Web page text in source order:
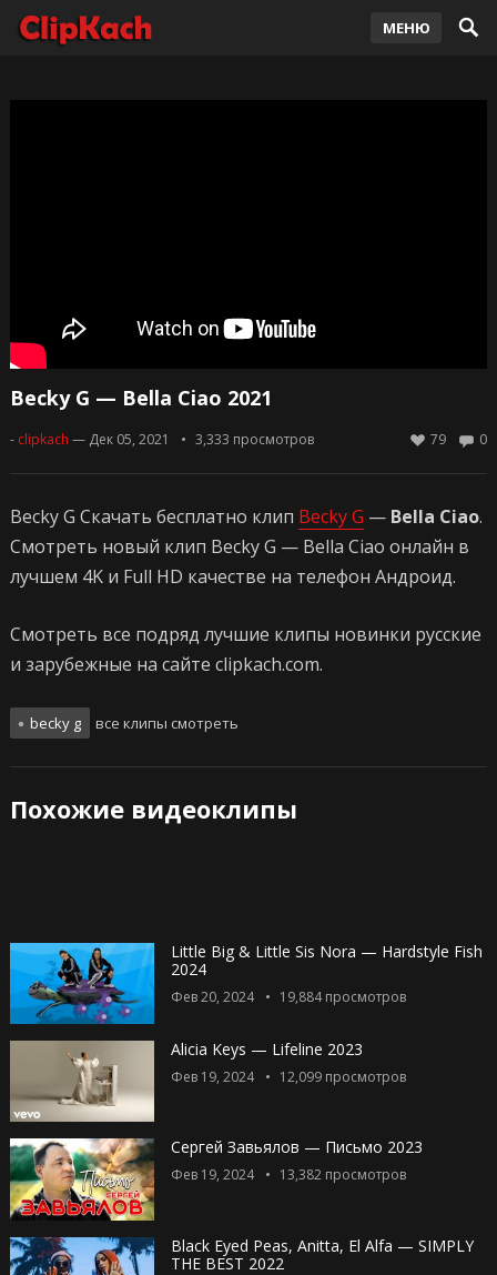
МЕНЮ
Becky G — Bella Ciao 2021
- clipkach — Дек 05, 2021 3,333 просмотров 0
79
Becky G Скачать бесплатно клип Becky G — Bella Ciao.
Смотреть новый клип Becky G — Bella Ciao онлайн в
лучшем 4K и Full HD качестве на телефон Андроид.
Смотреть все подряд лучшие клипы новинки русские
и зарубежные на сайте clipkach.com.
becky g все клипы смотреть
Похожие видеоклипы
Little Big & Little Sis Nora — Hardstyle Fish
2024
Фев 20, 2024 19,884просмотров
Alicia Keys — Lifeline 2023
Фев 19, 2024 12,099просмотров
Сергей Завьялов — Письмо 2023
Фев 19, 2024 13,382просмотров
Black Eyed Peas, Anitta, El Alfa — SIMPLY
THE BEST 2022